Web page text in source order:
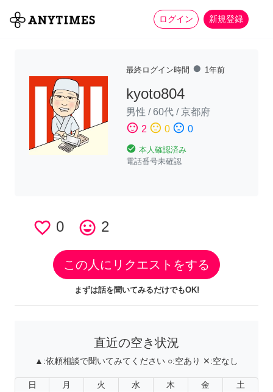
ログイン 新規登録
全て 家事 more_horiz
最終ログイン時間 fiber_manual_record 1年前
kyoto804
男性 /60代 /京都府
sentiment_satisfied 2 sentiment_neutral 0 sentiment_dissatisfied 0
check_circle 本人確認済み
電話番号未確認
favorite_border 0 tag_faces 2
この人にリクエストをする
まずは話を聞いてみるだけでもOK!
直近の空き状況
▲:依頼相談で聞いてみてください ○:空あり ✕:空なし
日 月 火 水 木 金 土